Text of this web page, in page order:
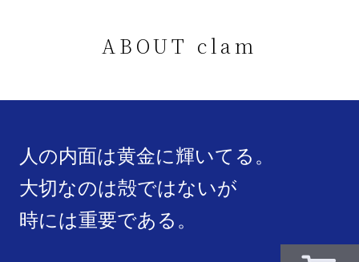
ABOUT clam
人の内面は黄金に輝いてる。
大切なのは殻ではないが
時には重要である。